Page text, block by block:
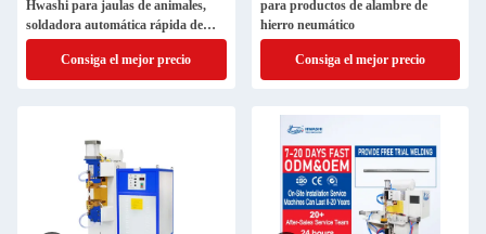
Hwashi para jaulas de animales,
soldadora automática rápida de
malla metálica
Consiga el mejor precio
para productos de alambre de
hierro neumático
Consiga el mejor precio